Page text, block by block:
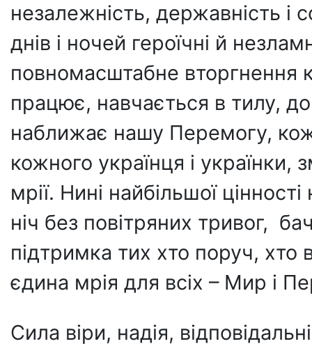
незалежність, державність і
днів і ночей героїчні й
повномасштабне вторгнення
працює, навчається в тилу,
наближає нашу Перемогу,
кожного українця і українки,
мрії. Нині найбільшої
ніч без повітряних тривог,
підтримка тих хто поруч, хто
єдина мрія для всіх – Мир і
Сила віри, надія,